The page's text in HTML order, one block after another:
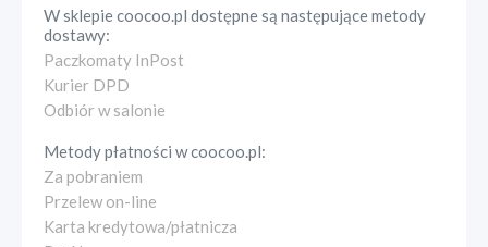
W sklepiecoocoo.pl dostępne są następujące metody
dostawy:
Paczkomaty InPost
Kurier DPD
Odbiór w salonie
Metody płatności wcoocoo.pl:
Za pobraniem
Przelew on-line
Karta kredytowa/płatnicza